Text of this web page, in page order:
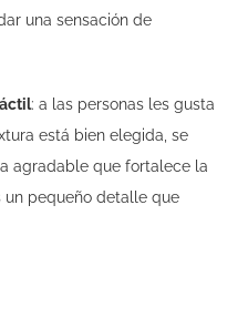
una sensación de
: a las personas les gusta
está bien elegida, se
agradable que fortalece la
un pequeño detalle que